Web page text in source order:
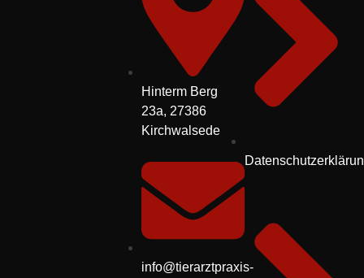
Hinterm Berg
23a, 27386
Kirchwalsede
info@tierarztpraxis-